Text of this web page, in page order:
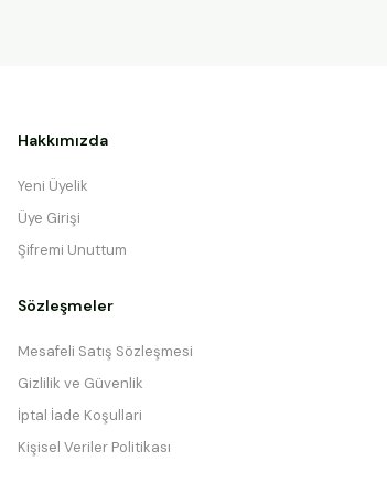
Hakkımızda
Yeni Üyelik
Üye Girişi
Şifremi Unuttum
Sözleşmeler
Mesafeli Satış Sözleşmesi
Gizlilik ve Güvenlik
İptal İade Koşullari
Kişisel Veriler Politikası